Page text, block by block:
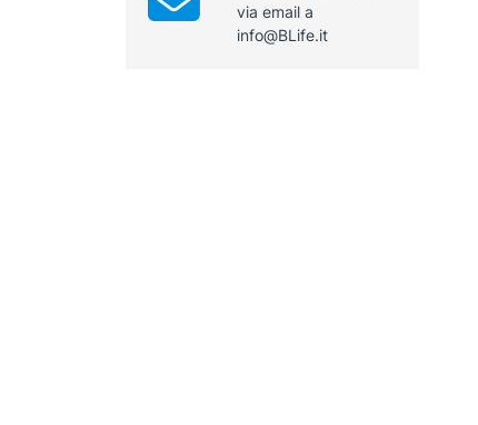
via email a
info@BLife.it